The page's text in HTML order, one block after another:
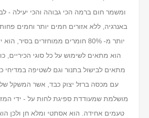
ומשמר חום ברמה הכי גבוהה והכי יעילה -
באנרגיה, ללא אזורים חמים יותר וחמים
יותר מ- 80% חומרים ממוחזרים בסיר,
הוא מתאים לשימוש על כל סוגי הכיריים,
מתאים לבישול בתנור וגם לשטיפה במדיחי
עם מכסה ברזל יצוק כבד, אשר המשקל
מושלמת שמעודדת ספיגת לחות על - ידי
טעמים אחידה. הוא אסתטי ומלא חן ולכן